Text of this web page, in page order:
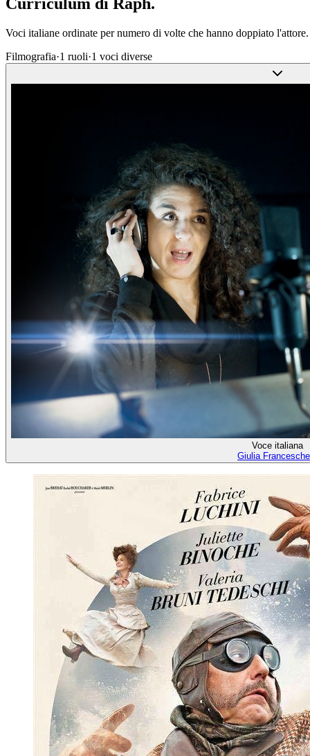
Voci italiane ordinate per numero di volte che hanno doppiato l'attore.
Filmografia·1 ruoli·1 voci diverse
Voce italiana
Giulia